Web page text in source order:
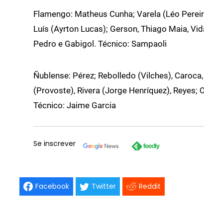
Flamengo: Matheus Cunha; Varela (Léo
Luís (Ayrton Lucas); Gerson, Thiago Maia,
Pedro e Gabigol. Técnico: Sampaoli
Ñublense: Pérez; Rebolledo (Vilches),
(Provoste), Rivera (Jorge Henríquez), Reyes;
Técnico: Jaime Garcia
Se inscrever
Facebook Twitter Reddit